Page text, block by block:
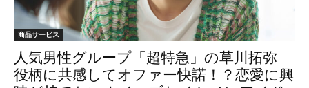
商品サービス
人気男性グループ「超特急」の草川拓弥
役柄に共感してオファー快諾！？恋愛に興